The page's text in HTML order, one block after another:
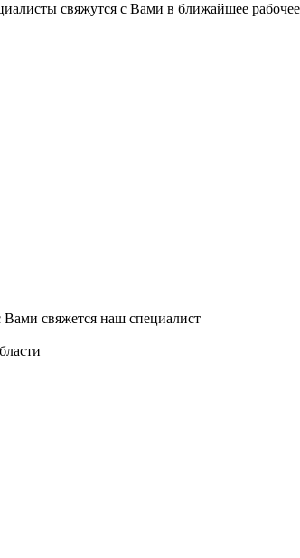
свяжутся с Вами в ближайшее
свяжется наш специалист